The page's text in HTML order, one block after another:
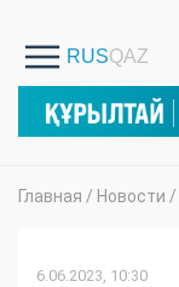
Главная / Новости /
6.06.2023, 10:30